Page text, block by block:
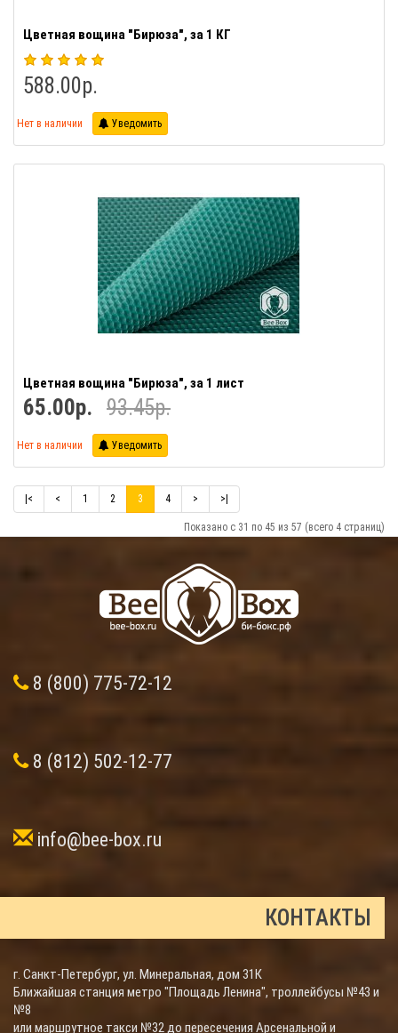
Цветная вощина "Бирюза", за 1 КГ
588.00р.
Нет в наличии Уведомить
Цветная вощина "Бирюза", за 1 лист
65.00р. 93.45р.
Нет в наличии Уведомить
|< < 1 2 3 4 > >|
Показано с 31 по 45 из 57 (всего 4 страниц)
8 (800) 775-72-12
8 (812) 502-12-77
info@bee-box.ru
КОНТАКТЫ
г. Санкт-Петербург, ул. Минеральная, дом 31К
Ближайшая станция метро "Площадь Ленина", троллейбусы №43 и
№8
или маршрутное такси №32 до пересечения Арсенальной и